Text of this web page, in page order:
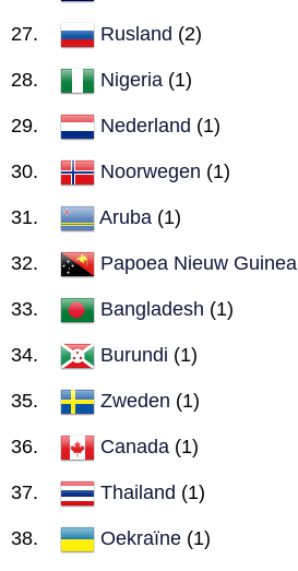
Rusland (2)
Nigeria (1)
Nederland (1)
Noorwegen (1)
Aruba (1)
Papoea Nieuw Guinea
Bangladesh (1)
Burundi (1)
Zweden (1)
Canada (1)
Thailand (1)
Oekraïne (1)